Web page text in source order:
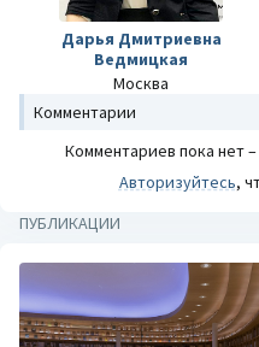
Дарья Дмитриевна
Ведмицкая
Москва
Комментарии
Комментариев пока нет
Авторизуйтесь,
ПУБЛИКАЦИИ